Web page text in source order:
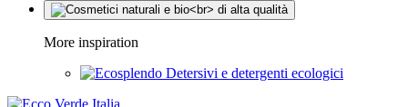
More inspiration
Detersivi e detergenti ecologici